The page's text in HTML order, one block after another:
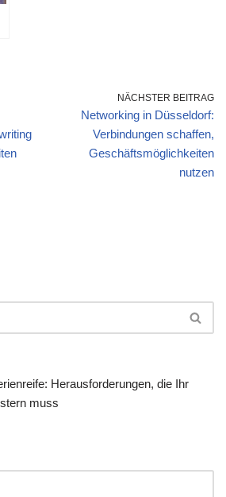
NÄCHSTER BEITRAG
Networking in Düsseldorf:
Verbindungen schaffen,
Geschäftsmöglichkeiten
nutzen
Herausforderungen, die Ihr
muss